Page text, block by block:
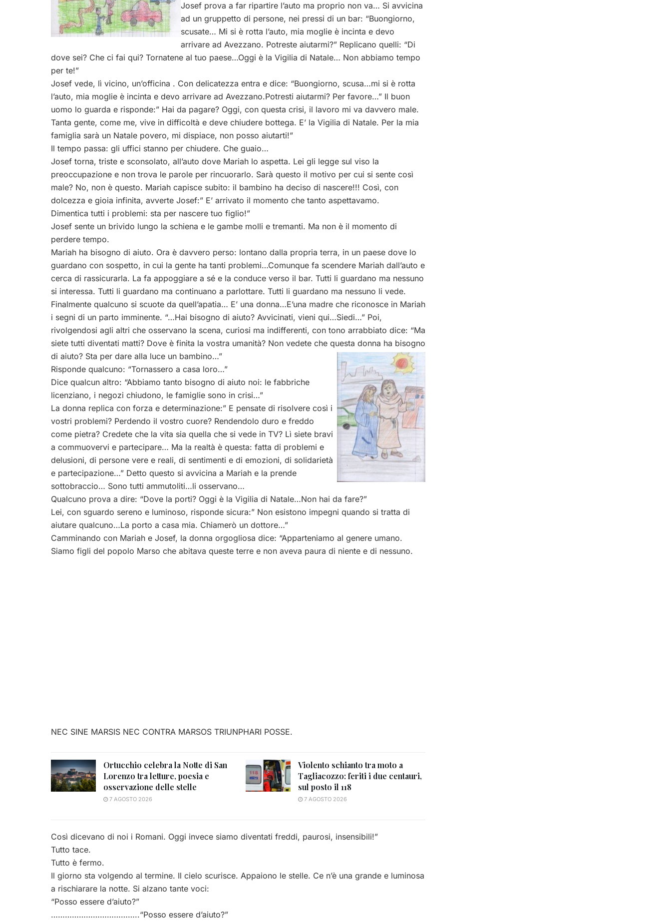
Josef prova a far ripartire l’auto ma proprio non va… Si avvicina
ad un gruppetto di persone, nei pressi di un bar: “Buongiorno,
scusate… Mi si è rotta l’auto, mia moglie è incinta e devo
arrivare ad Avezzano. Potreste aiutarmi?” Replicano quelli: “Di
dove sei? Che ci fai qui? Tornatene al tuo paese…Oggi è la Vigilia di Natale… Non abbiamo tempo
per te!”
Josef vede, lì vicino, un’officina . Con delicatezza entra e dice: “Buongiorno, scusa…mi si è rotta
l’auto, mia moglie è incinta e devo arrivare ad Avezzano.Potresti aiutarmi? Per favore…” Il buon
uomo lo guarda e risponde:” Hai da pagare? Oggi, con questa crisi, il lavoro mi va davvero male.
Tanta gente, come me, vive in difficoltà e deve chiudere bottega. E’ la Vigilia di Natale. Per la mia
famiglia sarà un Natale povero, mi dispiace, non posso aiutarti!”
Il tempo passa: gli uffici stanno per chiudere. Che guaio…
Josef torna, triste e sconsolato, all’auto dove Mariah lo aspetta. Lei gli legge sul viso la
preoccupazione e non trova le parole per rincuorarlo. Sarà questo il motivo per cui si sente così
male? No, non è questo. Mariah capisce subito: il bambino ha deciso di nascere!!! Così, con
dolcezza e gioia infinita, avverte Josef:” E’ arrivato il momento che tanto aspettavamo.
Dimentica tutti i problemi: sta per nascere tuo figlio!”
Josef sente un brivido lungo la schiena e le gambe molli e tremanti. Ma non è il momento di
perdere tempo.
Mariah ha bisogno di aiuto. Ora è davvero perso: lontano dalla propria terra, in un paese dove lo
guardano con sospetto, in cui la gente ha tanti problemi…Comunque fa scendere Mariah dall’auto e
cerca di rassicurarla. La fa appoggiare a sé e la conduce verso il bar. Tutti li guardano ma nessuno
si interessa. Tutti li guardano ma continuano a parlottare. Tutti li guardano ma nessuno li vede.
Finalmente qualcuno si scuote da quell’apatia… E’ una donna…E’una madre che riconosce in Mariah
i segni di un parto imminente. “…Hai bisogno di aiuto? Avvicinati, vieni qui…Siedi…” Poi,
rivolgendosi agli altri che osservano la scena, curiosi ma indifferenti, con tono arrabbiato dice: “Ma
siete tutti diventati matti? Dove è finita la vostra umanità? Non vedete che questa donna ha bisogno
di aiuto? Sta per dare alla luce un bambino…”
Risponde qualcuno: “Tornassero a casa loro…”
Dice qualcun altro: “Abbiamo tanto bisogno di aiuto noi: le fabbriche
licenziano, i negozi chiudono, le famiglie sono in crisi…”
La donna replica con forza e determinazione:” E pensate di risolvere così i
vostri problemi? Perdendo il vostro cuore? Rendendolo duro e freddo
come pietra? Credete che la vita sia quella che si vede in TV? Lì siete bravi
a commuovervi e partecipare… Ma la realtà è questa: fatta di problemi e
delusioni, di persone vere e reali, di sentimenti e di emozioni, di solidarietà
e partecipazione…” Detto questo si avvicina a Mariah e la prende
sottobraccio… Sono tutti ammutoliti…li osservano…
Qualcuno prova a dire: “Dove la porti? Oggi è la Vigilia di Natale…Non hai da fare?”
Lei, con sguardo sereno e luminoso, risponde sicura:” Non esistono impegni quando si tratta di
aiutare qualcuno…La porto a casa mia. Chiamerò un dottore…”
Camminando con Mariah e Josef, la donna orgogliosa dice: “Apparteniamo al genere umano.
Siamo figli del popolo Marso che abitava queste terre e non aveva paura di niente e di nessuno.
NEC SINE MARSIS NEC CONTRA MARSOS TRIUNPHARI POSSE.
Ortucchio celebra la Notte di San
Lorenzo tra letture, poesia e
osservazione delle stelle
7 AGOSTO 2026
Violento schianto tra moto a
Tagliacozzo: feriti i due centauri,
sul posto il 118
7 AGOSTO 2026
Così dicevano di noi i Romani. Oggi invece siamo diventati freddi, paurosi, insensibili!”
Tutto tace.
Tutto è fermo.
Il giorno sta volgendo al termine. Il cielo scurisce. Appaiono le stelle. Ce n’è una grande e luminosa
a rischiarare la notte. Si alzano tante voci:
“Posso essere d’aiuto?”
………………………………..“Posso essere d’aiuto?”